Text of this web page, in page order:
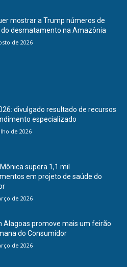
mostrar a Trump números de
do desmatamento na Amazônia
de 2026
divulgado resultado de recursos
especializado
de 2026
supera 1,1 mil
em projeto de saúde do
de 2026
Alagoas promove mais um feirão
do Consumidor
de 2026